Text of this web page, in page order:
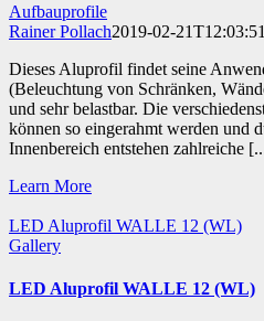
Aufbauprofile
Rainer Pollach2019-02-
Dieses Aluprofil findet seine
(Beleuchtung von Schränken,
und sehr belastbar. Die
können so eingerahmt werden und
Innenbereich entstehen zahlreiche
Learn More
LED Aluprofil WALLE 12 (WL)
Gallery
LED Aluprofil WALLE 12 (WL)